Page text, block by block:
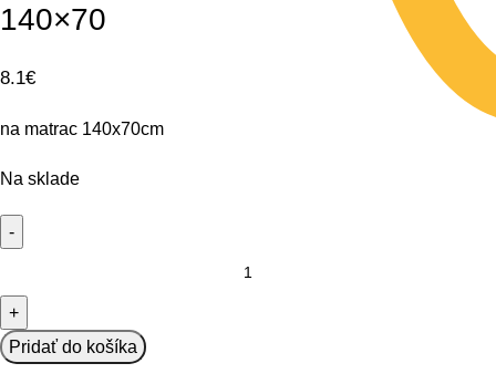
140×70
8.1€
na matrac 140x70cm
Na sklade
Nellys
Jersey
Pridať do košíka